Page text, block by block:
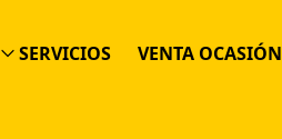
SERVICIOS VENTA OCASIÓN